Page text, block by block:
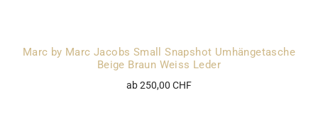
Marc by Marc Jacobs Small Snapshot Umhängetasche
Beige Braun Weiss Leder
ab 250,00 CHF